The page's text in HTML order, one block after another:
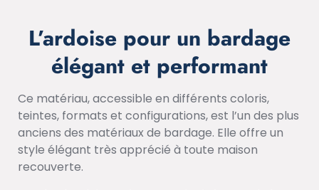
L’ardoise pour un bardage
élégant et performant
Ce matériau, accessible en différents coloris,
teintes, formats et configurations, est l’un des plus
anciens des matériaux de bardage. Elle offre un
style élégant très apprécié à toute maison
recouverte.